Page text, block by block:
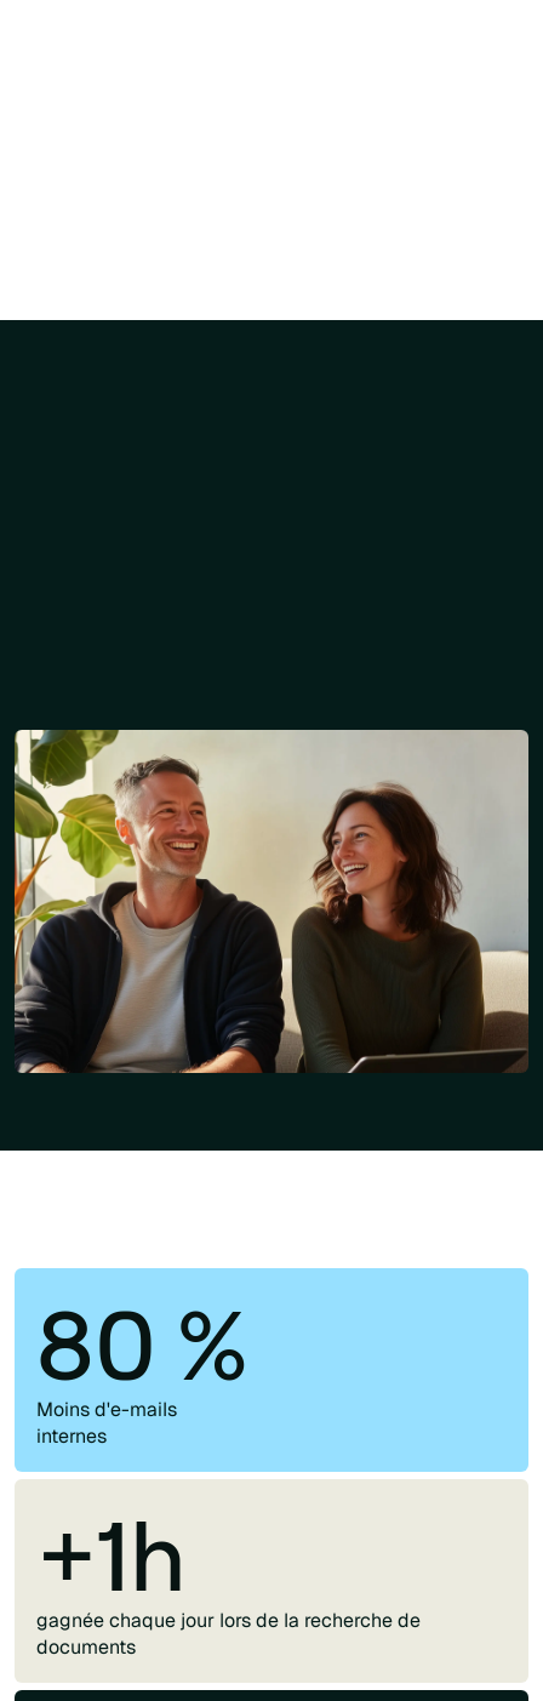
Obtenir mon devis
80 %
Moins d'e-mails
internes
+1h
gagnée chaque jour lors de la recherche de
documents